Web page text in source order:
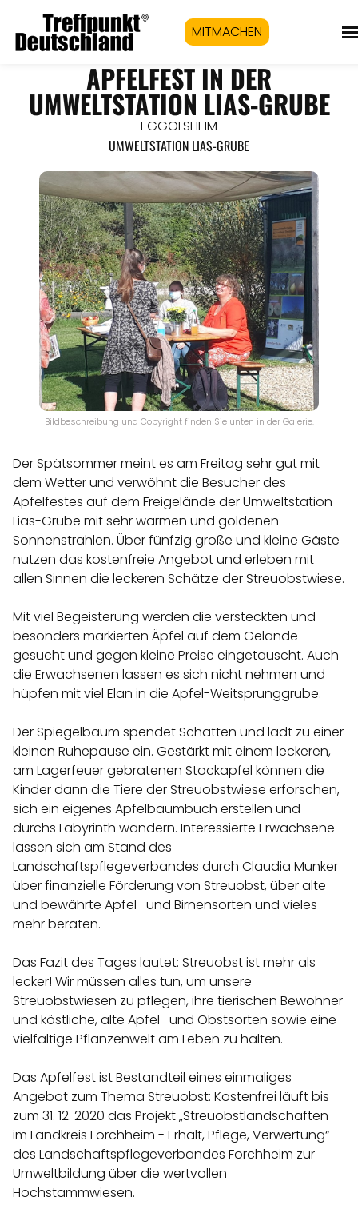
MITMACHEN
APFELFEST IN DER
UMWELTSTATION LIAS-GRUBE
EGGOLSHEIM
UMWELTSTATION LIAS-GRUBE
Bildbeschreibung und Copyright finden Sie unten in der Galerie.
Der Spätsommer meint es am Freitag sehr gut mit
dem Wetter und verwöhnt die Besucher des
Apfelfestes auf dem Freigelände der Umweltstation
Lias-Grube mit sehr warmen und goldenen
Sonnenstrahlen. Über fünfzig große und kleine Gäste
nutzen das kostenfreie Angebot und erleben mit
allen Sinnen die leckeren Schätze der Streuobstwiese.
Mit viel Begeisterung werden die versteckten und
besonders markierten Äpfel auf dem Gelände
gesucht und gegen kleine Preise eingetauscht. Auch
die Erwachsenen lassen es sich nicht nehmen und
hüpfen mit viel Elan in die Apfel-Weitsprunggrube.
Der Spiegelbaum spendet Schatten und lädt zu einer
kleinen Ruhepause ein. Gestärkt mit einem leckeren,
am Lagerfeuer gebratenen Stockapfel können die
Kinder dann die Tiere der Streuobstwiese erforschen,
sich ein eigenes Apfelbaumbuch erstellen und
durchs Labyrinth wandern. Interessierte Erwachsene
lassen sich am Stand des
Landschaftspflegeverbandes durch Claudia Munker
über finanzielle Förderung von Streuobst, über alte
und bewährte Apfel- und Birnensorten und vieles
mehr beraten.
Das Fazit des Tages lautet: Streuobst ist mehr als
lecker! Wir müssen alles tun, um unsere
Streuobstwiesen zu pflegen, ihre tierischen Bewohner
und köstliche, alte Apfel- und Obstsorten sowie eine
vielfältige Pflanzenwelt am Leben zu halten.
Das Apfelfest ist Bestandteil eines einmaliges
Angebot zum Thema Streuobst: Kostenfrei läuft bis
zum 31. 12. 2020 das Projekt „Streuobstlandschaften
im Landkreis Forchheim - Erhalt, Pflege, Verwertung“
des Landschaftspflegeverbandes Forchheim zur
Umweltbildung über die wertvollen
Hochstammwiesen.